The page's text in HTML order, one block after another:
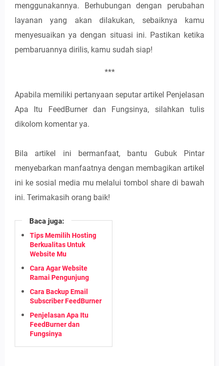
menggunakannya. Berhubungan dengan perubahan
layanan yang akan dilakukan, sebaiknya kamu
menyesuaikan ya dengan situasi ini. Pastikan ketika
pembaruannya dirilis, kamu sudah siap!
***
Apabila memiliki pertanyaan seputar artikel Penjelasan
Apa Itu FeedBurner dan Fungsinya, silahkan tulis
dikolom komentar ya.
Bila artikel ini bermanfaat, bantu Gubuk Pintar
menyebarkan manfaatnya dengan membagikan artikel
ini ke sosial media mu melalui tombol share di bawah
ini. Terimakasih orang baik!
Baca juga:
Tips Memilih Hosting
Berkualitas Untuk
Website Mu
Cara Agar Website
Ramai Pengunjung
Cara Backup Email
Subscriber FeedBurner
Penjelasan Apa Itu
FeedBurner dan
Fungsinya